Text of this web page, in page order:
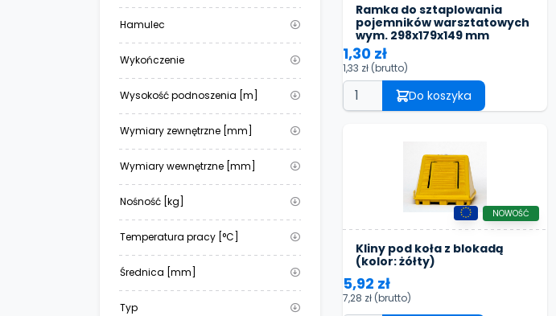
Hamulec
Wykończenie
Wysokość podnoszenia [m]
Wymiary zewnętrzne [mm]
Wymiary wewnętrzne [mm]
Nośność [kg]
Temperatura pracy [°C]
Średnica [mm]
Typ
Ramka do sztaplowania
pojemników warsztatowych
wym. 298x179x149 mm
1,30 zł
1,33 zł (brutto)
Do koszyka
Kliny pod koła z blokadą
(kolor: żółty)
NOWOŚĆ
5,92 zł
7,28 zł (brutto)